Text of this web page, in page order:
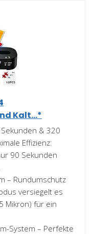
Kalt...*
& 320
Effizienz:
90 Sekunden
– Rundumschutz
versiegelt es
Mikron) für ein
System – Perfekte